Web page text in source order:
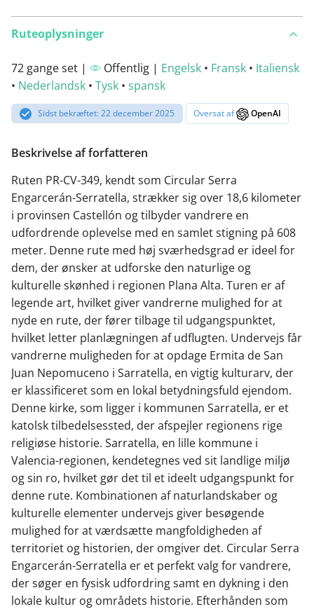
Ruteoplysninger
72 gange set | Offentlig | Engelsk • Fransk • Italiensk
• Nederlandsk • Tysk • spansk
Sidst bekræftet: 22 december 2025 Oversat af OpenAI
Beskrivelse af forfatteren
Ruten PR-CV-349, kendt som Circular Serra
Engarcerán-Serratella, strækker sig over 18,6 kilometer
i provinsen Castellón og tilbyder vandrere en
udfordrende oplevelse med en samlet stigning på 608
meter. Denne rute med høj sværhedsgrad er ideel for
dem, der ønsker at udforske den naturlige og
kulturelle skønhed i regionen Plana Alta. Turen er af
legende art, hvilket giver vandrerne mulighed for at
nyde en rute, der fører tilbage til udgangspunktet,
hvilket letter planlægningen af udflugten. Undervejs får
vandrerne muligheden for at opdage Ermita de San
Juan Nepomuceno i Sarratella, en vigtig kulturarv, der
er klassificeret som en lokal betydningsfuld ejendom.
Denne kirke, som ligger i kommunen Sarratella, er et
katolsk tilbedelsessted, der afspejler regionens rige
religiøse historie. Sarratella, en lille kommune i
Valencia-regionen, kendetegnes ved sit landlige miljø
og sin ro, hvilket gør det til et ideelt udgangspunkt for
denne rute. Kombinationen af naturlandskaber og
kulturelle elementer undervejs giver besøgende
mulighed for at værdsætte mangfoldigheden af
territoriet og historien, der omgiver det. Circular Serra
Engarcerán-Serratella er et perfekt valg for vandrere,
der søger en fysisk udfordring samt en dykning i den
lokale kultur og områdets historie. Efterhånden som